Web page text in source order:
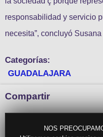
NOS
responsabilidad y servicio
necesita”, concluyó
Categorías:
GUADALAJARA
Compartir